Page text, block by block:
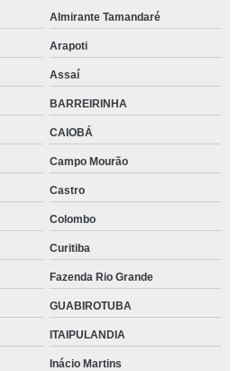
Almirante Tamandaré
Arapoti
Assaí
BARREIRINHA
CAIOBÁ
Campo Mourão
Castro
Colombo
Curitiba
Fazenda Rio Grande
GUABIROTUBA
ITAIPULANDIA
Inácio Martins